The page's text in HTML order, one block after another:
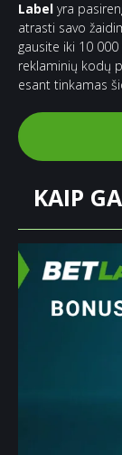
Label yra
atrasti savo
gausite iki 10
reklaminių kodų
esant tinkamas
KAIP